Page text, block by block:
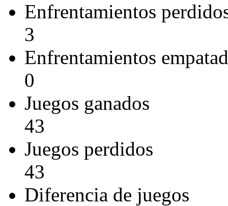
Enfrentamientos
3
Enfrentamientos
0
Juegos ganados
43
Juegos perdidos
43
Diferencia de juegos